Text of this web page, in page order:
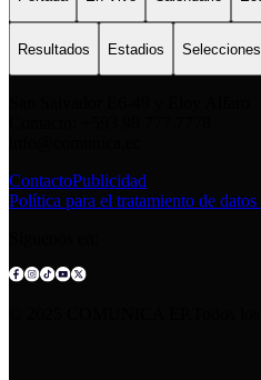
Resultados Estadios Selecciones
ContactoPublicidad
Política para el tratamiento de datos